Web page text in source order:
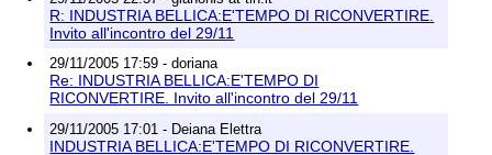
Richieste di rimozione
R: INDUSTRIA BELLICA:E'TEMPO DI RICONVERTIRE.
Invito all'incontro del 29/11
29/11/2005 17:59 - doriana
Re: INDUSTRIA BELLICA:E'TEMPO DI
RICONVERTIRE. Invito all'incontro del 29/11
29/11/2005 17:01 - Deiana Elettra
INDUSTRIA BELLICA:E'TEMPO DI RICONVERTIRE.